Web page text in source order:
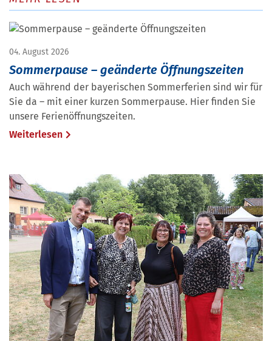
04. August 2026
Sommerpause – geänderte Öffnungszeiten
Auch während der bayerischen Sommerferien sind wir für
Sie da – mit einer kurzen Sommerpause. Hier finden Sie
unsere Ferienöffnungszeiten.
Weiterlesen